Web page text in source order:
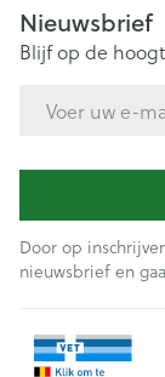
Nieuwsbrief
Blijf op de
Door op
nieuwsbrief en